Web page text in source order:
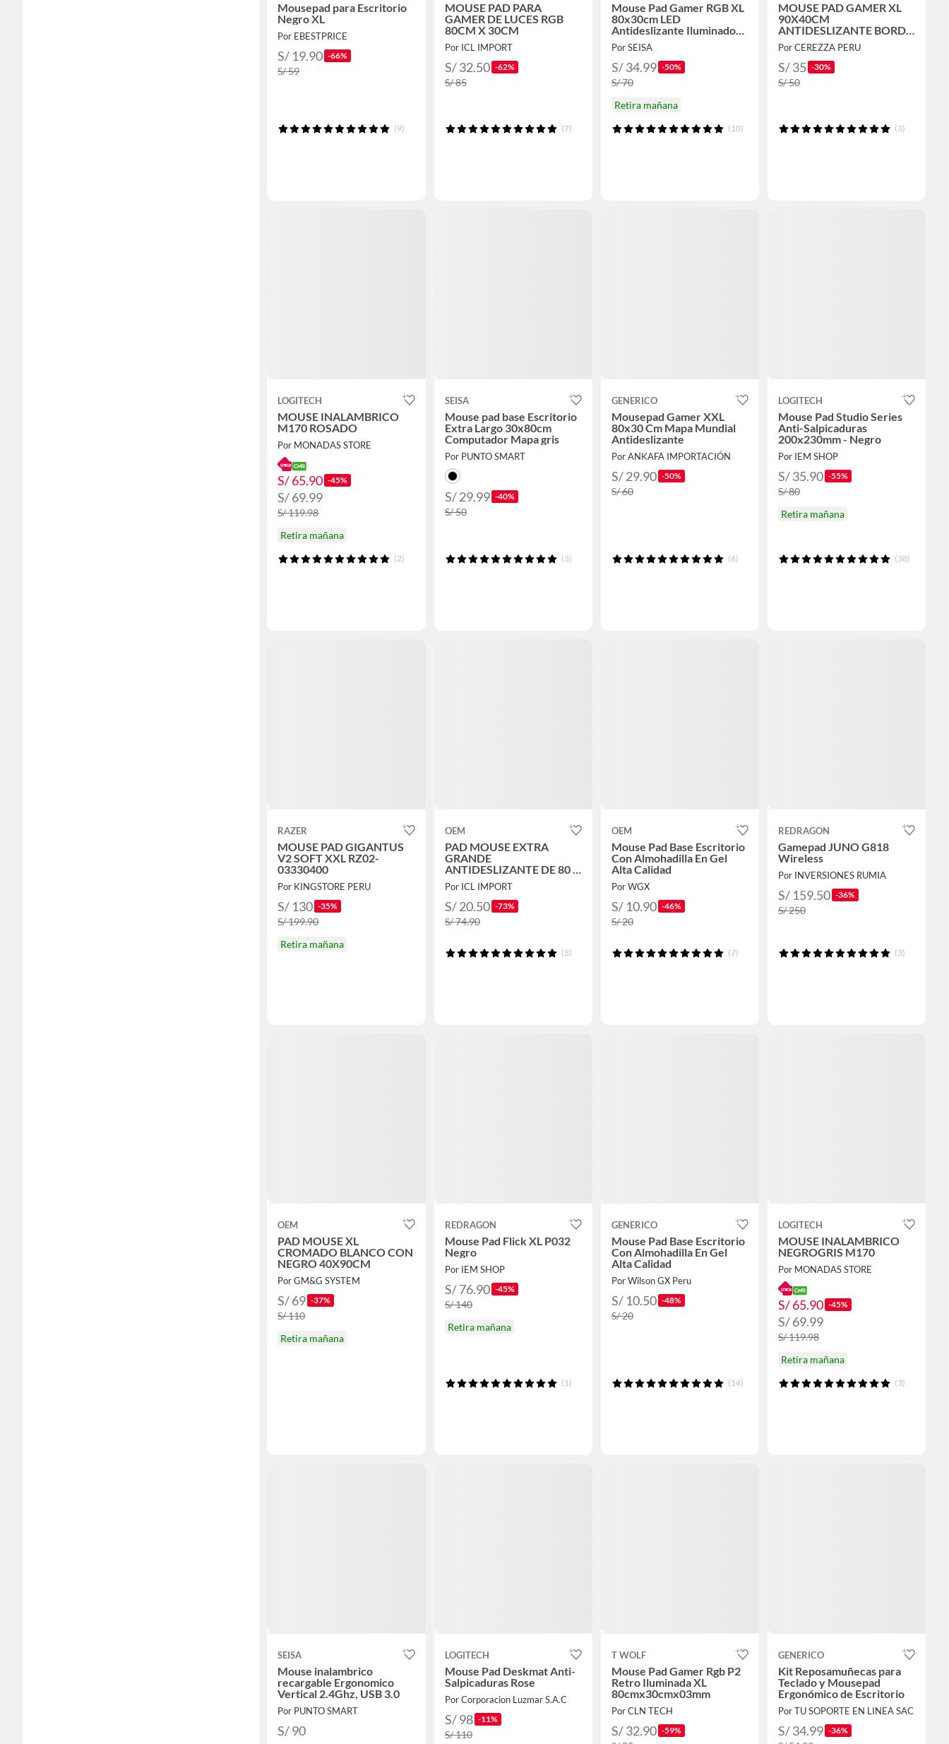
Mousepad para Escritorio
Negro XL
Por EBESTPRICE
S/ 19.90 -66%
S/ 59
(9)
MOUSE PAD PARA
GAMER DE LUCES RGB
80CM X 30CM
Por ICL IMPORT
S/ 32.50 -62%
S/ 85
(7)
Mouse Pad Gamer RGB XL
80x30cm LED
Antideslizante Iluminado
10 Modos
Por SEISA
S/ 34.99 -50%
S/ 70
Retira mañana
(10)
MOUSE PAD GAMER XL
90X40CM
ANTIDESLIZANTE BORDE
COSIDO NEGRO
Por CEREZZA PERU
S/ 35 -30%
S/ 50
(3)
LOGITECH
MOUSE INALAMBRICO
M170 ROSADO
Por MONADAS STORE
S/ 65.90 -45%
S/ 69.99
S/ 119.98
Retira mañana
(2)
SEISA
Mouse pad base Escritorio
Extra Largo 30x80cm
Computador Mapa gris
Por PUNTO SMART
S/ 29.99 -40%
S/ 50
(3)
GENERICO
Mousepad Gamer XXL
80x30 Cm Mapa Mundial
Antideslizante
Por ANKAFA IMPORTACIÓN
S/ 29.90 -50%
S/ 60
(6)
LOGITECH
Mouse Pad Studio Series
Anti-Salpicaduras
200x230mm - Negro
Por IEM SHOP
S/ 35.90 -55%
S/ 80
Retira mañana
(38)
RAZER
MOUSE PAD GIGANTUS
V2 SOFT XXL RZ02-
03330400
Por KINGSTORE PERU
S/ 130 -35%
S/ 199.90
Retira mañana
OEM
PAD MOUSE EXTRA
GRANDE
ANTIDESLIZANTE DE 80 X
30 CM ATAJOS
MICROSOFT OFICE
PHOTOSHOP Y
AUTOCAD
Por ICL IMPORT
S/ 20.50 -73%
S/ 74.90
(3)
OEM
Mouse Pad Base Escritorio
Con Almohadilla En Gel
Alta Calidad
Por WGX
S/ 10.90 -46%
S/ 20
(7)
REDRAGON
Gamepad JUNO G818
Wireless
Por INVERSIONES RUMIA
S/ 159.50 -36%
S/ 250
(3)
OEM
PAD MOUSE XL
CROMADO BLANCO CON
NEGRO 40X90CM
Por GM&G SYSTEM
S/ 69 -37%
S/ 110
Retira mañana
REDRAGON
Mouse Pad Flick XL P032
Negro
Por IEM SHOP
S/ 76.90 -45%
S/ 140
Retira mañana
(1)
GENERICO
Mouse Pad Base Escritorio
Con Almohadilla En Gel
Alta Calidad
Por Wilson GX Peru
S/ 10.50 -48%
S/ 20
(14)
LOGITECH
MOUSE INALAMBRICO
NEGROGRIS M170
Por MONADAS STORE
S/ 65.90 -45%
S/ 69.99
S/ 119.98
Retira mañana
(3)
SEISA
Mouse inalambrico
recargable Ergonomico
Vertical 2.4Ghz, USB 3.0
Por PUNTO SMART
S/ 90
LOGITECH
Mouse Pad Deskmat Anti-
Salpicaduras Rose
Por Corporacion Luzmar S.A.C
S/ 98 -11%
S/ 110
T WOLF
Mouse Pad Gamer Rgb P2
Retro Iluminada XL
80cmx30cmx03mm
Por CLN TECH
S/ 32.90 -59%
GENERICO
Kit Reposamuñecas para
Teclado y Mousepad
Ergonómico de Escritorio
Por TU SOPORTE EN LINEA SAC
S/ 34.99 -36%